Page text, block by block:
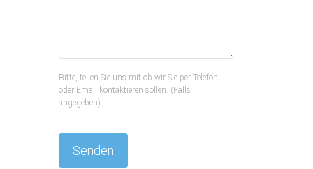
Bitte, teilen Sie uns mit ob wir Sie per Telefon
oder Email kontaktieren sollen. (Falls
angegeben)